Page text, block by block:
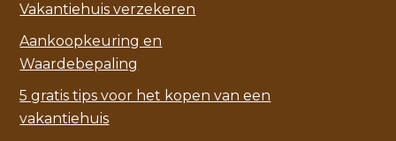
Vakantiehuis verzekeren
Aankoopkeuring en
Waardebepaling
5 gratis tips voor het kopen van een
vakantiehuis